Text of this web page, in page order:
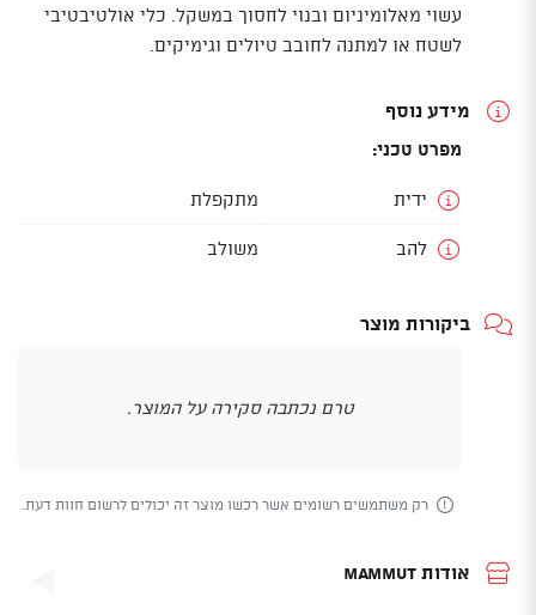
עשוי מאלומיניום ובנוי לחסוך במשקל. כלי אולטיבטיבי
לשטח או למתנה לחובב טיולים וגימיקים.
מידע נוסף
מפרט טכני:
ידית מתקפלת
להב משולב
ביקורות מוצר
טרם נכתבה סקירה על המוצר.
רק משתמשים רשומים אשר רכשו מוצר זה יכולים לרשום חוות דעת.
אודות Mammut